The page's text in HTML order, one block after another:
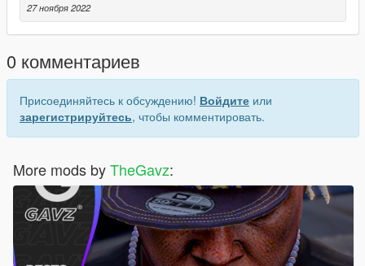
27 ноября 2022
0 комментариев
Присоединяйтесь к обсуждению! Войдите или
зарегистрируйтесь, чтобы комментировать.
More mods byTheGavz: